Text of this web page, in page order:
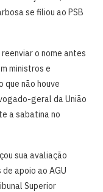
se filiou ao PSB
o nome antes
ministros e
não houve
geral da União
a sabatina no
sua avaliação
apoio ao AGU
Superior